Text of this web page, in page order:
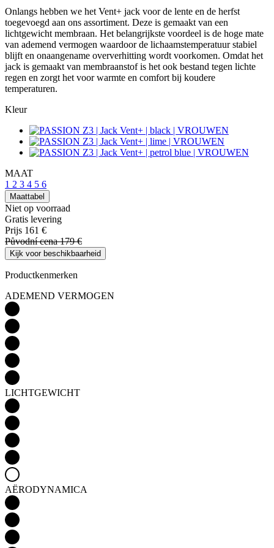
Onlangs hebben we het Vent+ jack voor de lente en de herfst
toegevoegd aan ons assortiment. Deze is gemaakt van een
lichtgewicht membraan. Het belangrijkste voordeel is de hoge mate
van ademend vermogen waardoor de lichaamstemperatuur stabiel
blijft en onaangename oververhitting wordt voorkomen. Omdat het
jack is gemaakt van membraanstof is het ook bestand tegen lichte
regen en zorgt het voor warmte en comfort bij koudere
temperaturen.
Kleur
MAAT
1 2 3 4 5 6
Maattabel
Niet op voorraad
Gratis levering
Prijs 161 €
Původní cena179 €
Kijk voor beschikbaarheid
Productkenmerken
ADEMEND VERMOGEN
LICHTGEWICHT
AËRODYNAMICA